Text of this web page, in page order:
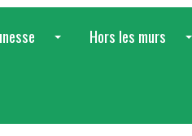
Hors les murs